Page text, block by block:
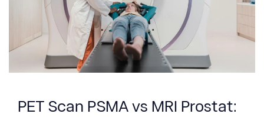
PET Scan PSMA vs MRI Prostat: